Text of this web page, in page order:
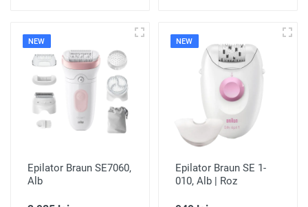
NEW
Epilator Braun SE7060,
Alb
NEW
Epilator Braun SE 1-
010, Alb | Roz